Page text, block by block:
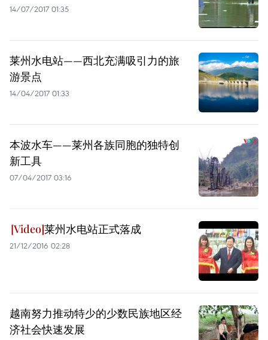
14/07/2017 01:35
莱州水电站——西北充满吸引力的旅
游景点
14/04/2017 01:33
本波水车——莱州各族同胞的独特创
新工具
07/04/2017 03:16
莱州水电站正式落成
21/12/2016 02:28
越南努力推动特少的少数民族地区经
济社会快速发展